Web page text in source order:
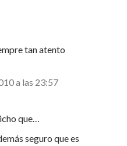
tan atento
a las 23:57
que…
seguro que es